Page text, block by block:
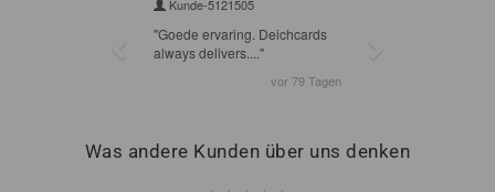
Was andere Kunden über uns denken